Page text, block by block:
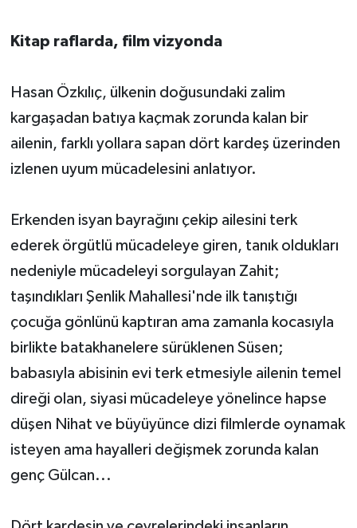
Kitap raflarda, film vizyonda
Hasan Özkılıç, ülkenin doğusundaki zalim
kargaşadan batıya kaçmak zorunda kalan bir
ailenin, farklı yollara sapan dört kardeş üzerinden
izlenen uyum mücadelesini anlatıyor.
Erkenden isyan bayrağını çekip ailesini terk
ederek örgütlü mücadeleye giren, tanık oldukları
nedeniyle mücadeleyi sorgulayan Zahit;
taşındıkları Şenlik Mahallesi'nde ilk tanıştığı
çocuğa gönlünü kaptıran ama zamanla kocasıyla
birlikte batakhanelere sürüklenen Süsen;
babasıyla abisinin evi terk etmesiyle ailenin temel
direği olan, siyasi mücadeleye yönelince hapse
düşen Nihat ve büyüyünce dizi filmlerde oynamak
isteyen ama hayalleri değişmek zorunda kalan
genç Gülcan...